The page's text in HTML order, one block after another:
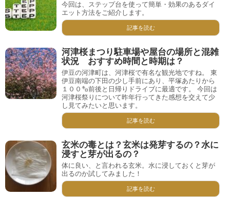
今回は、ステップ台を使って簡単・効果のあるダイ
エット方法をご紹介します。
記事を読む
河津桜まつり駐車場や屋台の場所と混雑
状況 おすすめ時間と時期は？
伊豆の河津町は、河津桜で有名な観光地ですね。 東
伊豆南端の下田の少し手前にあり、平塚あたりから
１００㌔前後と日帰りドライブに最適です。 今回は
河津桜祭りについて昨年行ってきた感想を交えて少
し見てみたいと思います。
記事を読む
玄米の毒とは？玄米は発芽するの？水に
浸すと芽が出るの？
体に良い、と言われる玄米。水に浸しておくと芽が
出るのか試してみました！
記事を読む